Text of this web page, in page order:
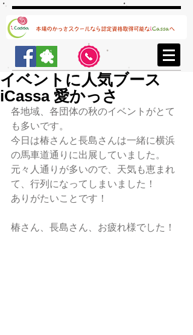
イベントに人気ブース
iCassa 愛かっさ
各地域、各団体の秋のイベントがとて
も多いです。
今日は椿さんと長島さんは一緒に横浜
の馬車道通りに出展していました。
元々人通りが多いので、天気も恵まれ
て、行列になってしまいました！
ありがたいことです！
椿さん、長島さん、お疲れ様でした！